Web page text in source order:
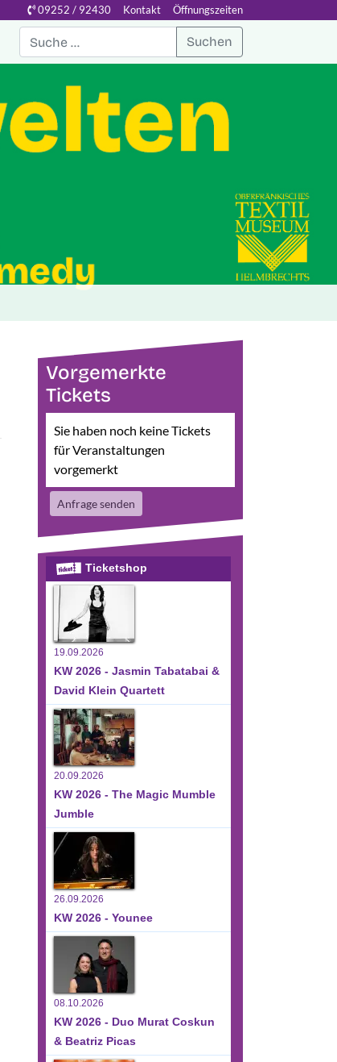
09252 / 92430 Kontakt Öffnungszeiten
Suchen
Vorgemerkte
Tickets
Sie haben noch keine Tickets
für Veranstaltungen
vorgemerkt
Anfrage senden
Ticketshop
19.09.2026
KW 2026 - Jasmin Tabatabai &
David Klein Quartett
20.09.2026
KW 2026 - The Magic Mumble
Jumble
26.09.2026
KW 2026 - Younee
08.10.2026
KW 2026 - Duo Murat Coskun
& Beatriz Picas